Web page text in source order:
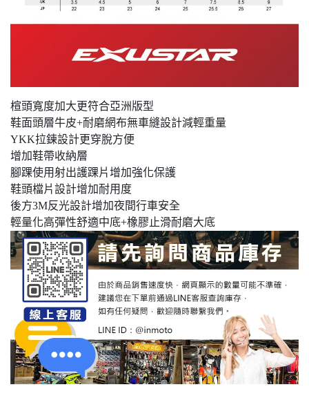
楦頭寬度加大更符合亞洲版型
鞋面頭層牛皮+耐磨網布無車縫設計減輕重量
YKK拉鍊設計更穿脫方便
增加鞋帶收納層
腳踝使用射出護踝片增加強化保護
鞋頭檔片設計增加耐用度
後方3M反光設計增加夜間行車安全
輕量化高彈性舒適中底+橡膠止滑耐磨大底